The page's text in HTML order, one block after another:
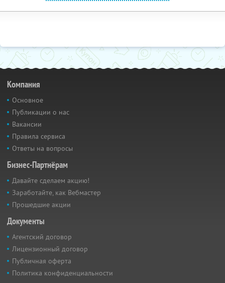
Компания
Основное
Публикации о нас
Вакансии
Правила сервиса
Ответы на вопросы
Бизнес-Партнёрам
Давайте сделаем акцию!
Заработайте, как Вебмастер
Прошедшие акции
Документы
Агентский договор
Лицензионный договор
Публичная оферта
Политика конфиденциальности